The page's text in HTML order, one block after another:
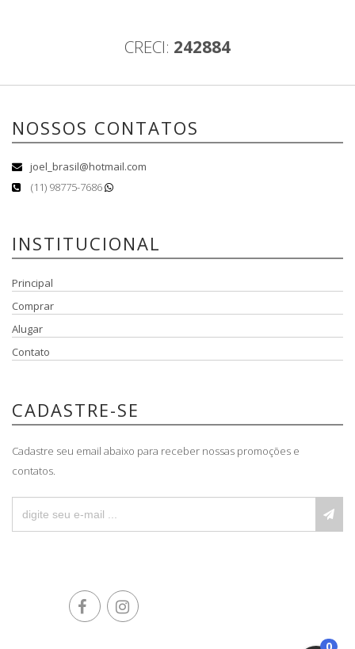
CRECI: 242884
NOSSOS CONTATOS
joel_brasil@hotmail.com
(11) 98775-7686
INSTITUCIONAL
Principal
Comprar
Alugar
Contato
CADASTRE-SE
Cadastre seu email abaixo para receber nossas promoções e
contatos.